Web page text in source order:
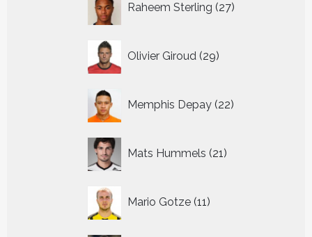
Raheem Sterling 27
producten
Olivier Giroud 29
producten
Memphis Depay 22
producten
Mats Hummels 21
producten
Mario Gotze 11
producten